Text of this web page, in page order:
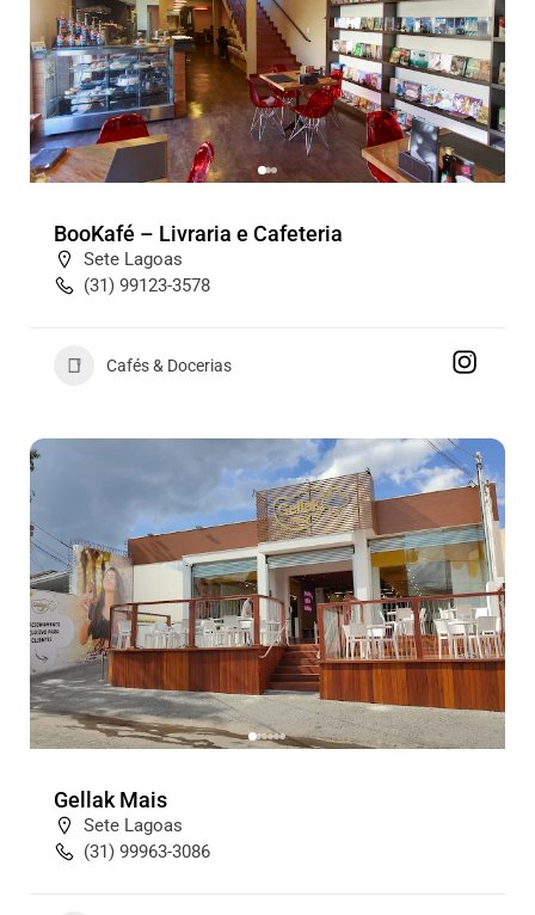
BooKafé – Livraria e Cafeteria
Sete Lagoas
(31) 99123-3578
Cafés & Docerias
Gellak Mais
Sete Lagoas
(31) 99963-3086